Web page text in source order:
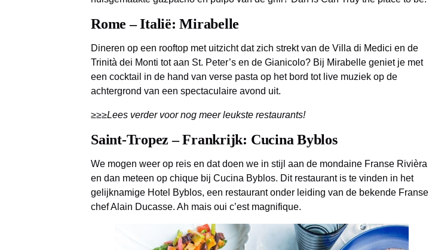
Rome – Italië: Mirabelle
Dineren op een rooftop met uitzicht dat zich strekt van de Villa di Medici en de
Trinità dei Monti tot aan St. Peter’s en de Gianicolo? Bij Mirabelle geniet je met
een cocktail in de hand van verse pasta op het bord tot live muziek op de
achtergrond van een spectaculaire avond uit.
≥≥≥Lees verder voor nog meer leukste restaurants!
Saint-Tropez – Frankrijk: Cucina Byblos
We mogen weer op reis en dat doen we in stijl aan de mondaine Franse Rivièra
en dan meteen op chique bij Cucina Byblos. Dit restaurant is te vinden in het
gelijknamige Hotel Byblos, een restaurant onder leiding van de bekende Franse
chef Alain Ducasse. Ah mais oui c’est magnifique.